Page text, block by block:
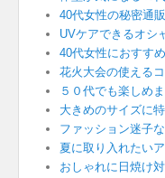
40代女性の秘密通
UVケアできるオシ
40代女性におすす
花火大会の使える
５０代でも楽しめま
大きめのサイズに
ファッション迷子
夏に取り入れたい
おしゃれに日焼け